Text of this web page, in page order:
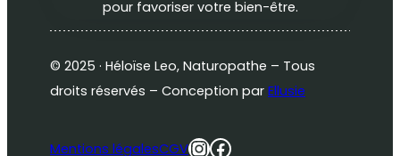
pour favoriser votre bien-être.
© 2025 · Héloïse Leo, Naturopathe – Tous
droits réservés – Conception par Ellusie
Mentions légalesCGVInstagram
Facebook